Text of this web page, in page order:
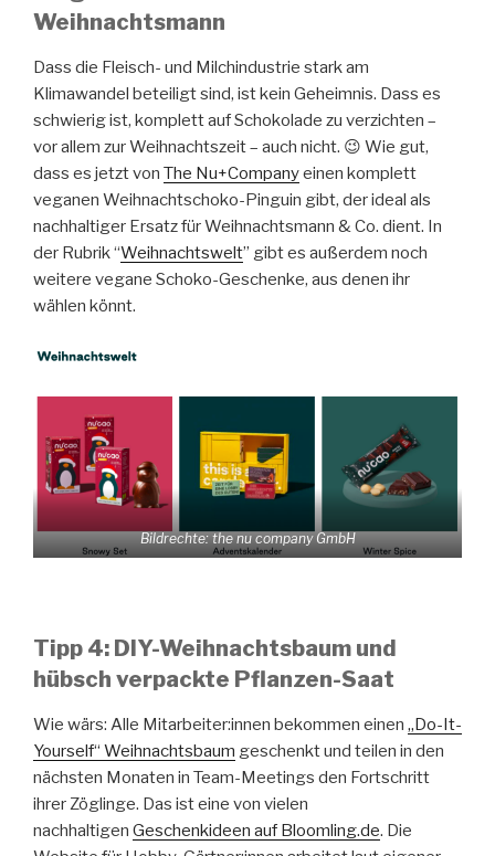
Weihnachtsmann
Dass die Fleisch- und Milchindustrie stark am
Klimawandel beteiligt sind, ist kein Geheimnis. Dass es
schwierig ist, komplett auf Schokolade zu verzichten –
vor allem zur Weihnachtszeit – auch nicht. 😉 Wie gut,
dass es jetzt von The Nu+Companyeinen komplett
veganen Weihnachtschoko-Pinguin gibt, der ideal als
nachhaltiger Ersatz für Weihnachtsmann & Co. dient. In
der Rubrik “Weihnachtswelt” gibt es außerdem noch
weitere vegane Schoko-Geschenke, aus denen ihr
wählen könnt.
Bildrechte: the nu company GmbH
Tipp 4: DIY-Weihnachtsbaum und
hübsch verpackte Pflanzen-Saat
Wie wärs: Alle Mitarbeiter:innen bekommen einen „Do-It-
Yourself“ Weihnachtsbaum geschenkt und teilen in den
nächsten Monaten in Team-Meetings den Fortschritt
ihrer Zöglinge. Das ist eine von vielen
nachhaltigen Geschenkideen auf Bloomling.de. Die